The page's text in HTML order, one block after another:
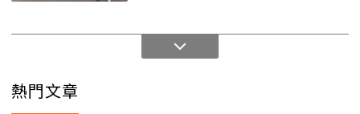
熱門文章